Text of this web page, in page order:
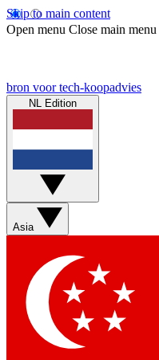
Skip to main content
Open menu Close main menu
bron voor tech-koopadvies
NL Edition
Asia